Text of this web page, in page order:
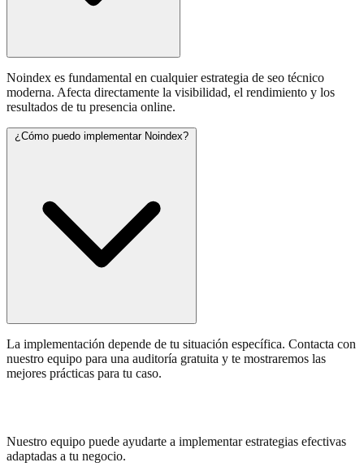
Noindex es fundamental en cualquier estrategia de seo técnico
moderna. Afecta directamente la visibilidad, el rendimiento y los
resultados de tu presencia online.
¿Cómo puedo implementar Noindex?
La implementación depende de tu situación específica. Contacta con
nuestro equipo para una auditoría gratuita y te mostraremos las
mejores prácticas para tu caso.
Nuestro equipo puede ayudarte a implementar estrategias efectivas
adaptadas a tu negocio.